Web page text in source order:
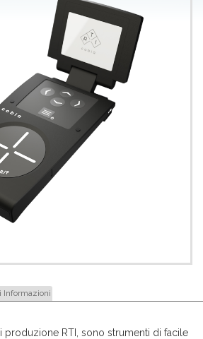
Informazioni
produzione RTI, sono strumenti di facile